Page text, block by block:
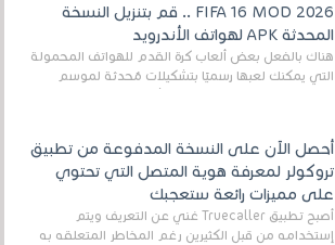
FIFA 16 MOD 2026 .. قم بتنزيل النسخة
المحدثة APK لهواتف الأندرويد
هناك بالفعل بعض ألعاب كرة القدم للهواتف المحمولة
التي يمكنك لعبها رسميًا بتشكيلات مُحدثة لموسم
أحصل الآن على النسخة المدفوعة من تطبيق
تروكولر لمعرفة هوية المتصل التي تحتوي
على مميزات رائعة ستعجبك
أصبح تطبيق Truecaller غني عن التعريف ويتم
إستخدامه من قبل الكثيرين رغم المخاطر المتعلقه به